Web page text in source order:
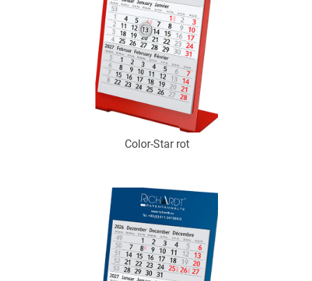
Color-Star rot
Art.-Nr.: K53107
Verfügbar
Zum Merkzettel hinzufügen